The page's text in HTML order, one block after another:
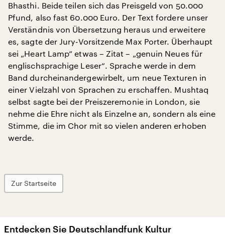
Bhasthi. Beide teilen sich das Preisgeld von 50.000
Pfund, also fast 60.000 Euro. Der Text fordere unser
Verständnis von Übersetzung heraus und erweitere
es, sagte der Jury-Vorsitzende Max Porter. Überhaupt
sei „Heart Lamp“ etwas – Zitat – „genuin Neues für
englischsprachige Leser“. Sprache werde in dem
Band durcheinandergewirbelt, um neue Texturen in
einer Vielzahl von Sprachen zu erschaffen. Mushtaq
selbst sagte bei der Preiszeremonie in London, sie
nehme die Ehre nicht als Einzelne an, sondern als eine
Stimme, die im Chor mit so vielen anderen erhoben
werde.
Zur Startseite
Entdecken Sie Deutschlandfunk Kultur